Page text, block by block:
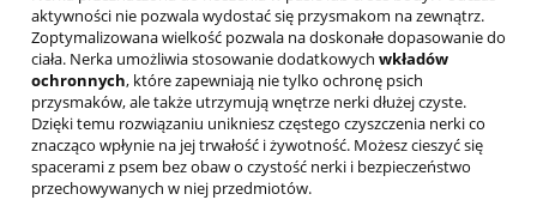
aktywności nie pozwala wydostać się przysmakom na zewnątrz.
Zoptymalizowana wielkość pozwala na doskonałe dopasowanie do
ciała. Nerka umożliwia stosowanie dodatkowych wkładów
ochronnych, które zapewniają nie tylko ochronę psich
przysmaków, ale także utrzymują wnętrze nerki dłużej czyste.
Dzięki temu rozwiązaniu unikniesz częstego czyszczenia nerki co
znacząco wpłynie na jej trwałość i żywotność. Możesz cieszyć się
spacerami z psem bez obaw o czystość nerki i bezpieczeństwo
przechowywanych w niej przedmiotów.